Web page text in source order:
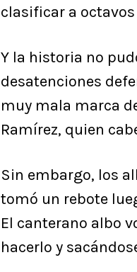
clasificar a
Y la historia no
desatenciones
muy mala marca
Ramírez, quien
Sin embargo, los
tomó un rebote
El canterano albo
hacerlo y